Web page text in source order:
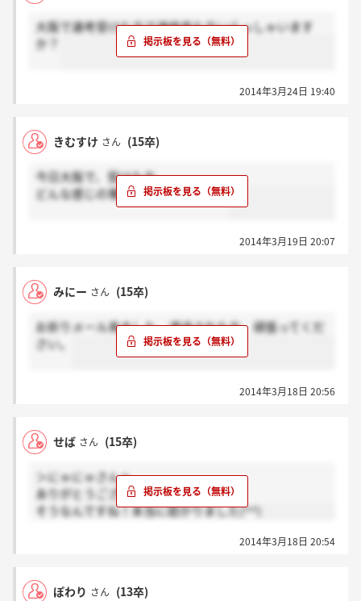
大阪で選考受けた方で連絡来た方いらっしゃいます
か？
2014年3月24日 19:40
きむすけ さん (15卒)
今日大阪で、受けた方
どんな感じの筆記や面接でしたか？
2014年3月19日 20:07
みにー さん (15卒)
お祈りメール来ました。通過された方、頑張ってくだ
さい。
2014年3月18日 20:56
せば さん (15卒)
＞にゃにゃさんへ
ありがとうございます!!(*^^*)
そうなんですね！本当に助かりました(^^)
2014年3月18日 20:54
ぽわり さん (13卒)